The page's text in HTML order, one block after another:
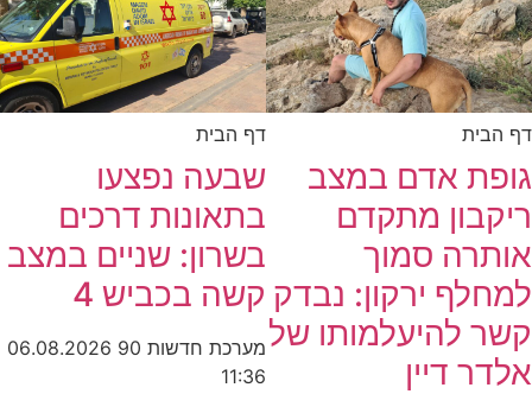
דף הבית
גופת אדם במצב
ריקבון מתקדם
אותרה סמוך
למחלף ירקון: נבדק
קשר להיעלמותו של
אלדר דיין
דף הבית
שבעה נפצעו
בתאונות דרכים
בשרון: שניים במצב
קשה בכביש 4
מערכת חדשות 90
06.08.2026
11:36